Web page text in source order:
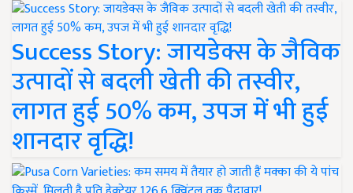
Success Story: जायडेक्स के जैविक
उत्पादों से बदली खेती की तस्वीर,
लागत हुई 50% कम, उपज में भी हुई
शानदार वृद्धि!